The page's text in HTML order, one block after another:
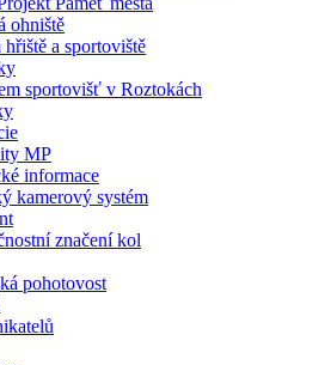
ohniště
hřiště a sportoviště
sportovišť v Roztokách
MP
informace
kamerový systém
značení kol
pohotovost